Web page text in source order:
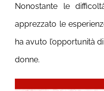
Nonostante le
apprezzato le
ha avuto l’opportunità
donne.